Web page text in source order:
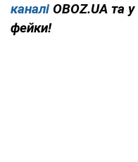
каналі OBOZ.UA та у
фейки!